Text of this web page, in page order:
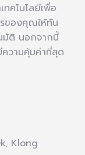
คโนโลยีเพื่อ
รของคุณให้ทัน
มัติ นอกจากนี้
ความคุ้มค่าที่สุด
, Klong